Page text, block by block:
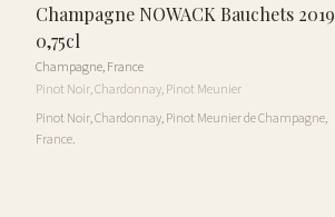
Champagne NOWACK Bauchets 2019
0,75cl
Champagne,France
Pinot Noir, Chardonnay, Pinot Meunier
Pinot Noir, Chardonnay, Pinot Meunier de Champagne,
France.